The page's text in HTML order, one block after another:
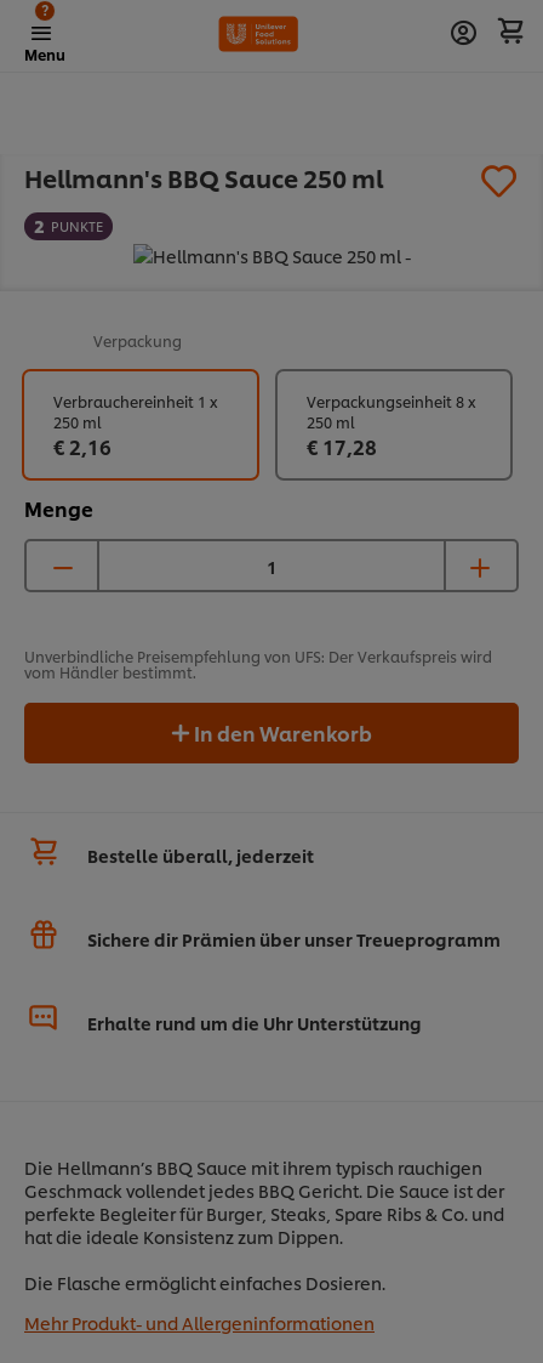
Menu
?
Hellmann's BBQ Sauce 250 ml
2 PUNKTE
Verpackung
Menge
Verbrauchereinheit 1 x
250 ml
€ 2,16
Verpackungseinheit 8 x
250 ml
€ 17,28
Unverbindliche Preisempfehlung von UFS: Der Verkaufspreis wird
vom Händler bestimmt.
In den Warenkorb
Bestelle überall, jederzeit
Sichere dir Prämien über unser Treueprogramm
Erhalte rund um die Uhr Unterstützung
Die Hellmann’s BBQ Sauce mit ihrem typisch rauchigen
Geschmack vollendet jedes BBQ Gericht. Die Sauce ist der
perfekte Begleiter für Burger, Steaks, Spare Ribs & Co. und
hat die ideale Konsistenz zum Dippen.
Die Flasche ermöglicht einfaches Dosieren.
Mehr Produkt- und Allergeninformationen